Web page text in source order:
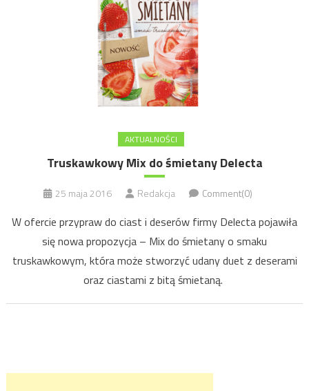
AKTUALNOŚCI
Truskawkowy Mix do śmietany Delecta
25 maja 2016 Redakcja Comment(0)
W ofercie przypraw do ciast i deserów firmy Delecta pojawiła
się nowa propozycja – Mix do śmietany o smaku
truskawkowym, która może stworzyć udany duet z deserami
oraz ciastami z bitą śmietaną.